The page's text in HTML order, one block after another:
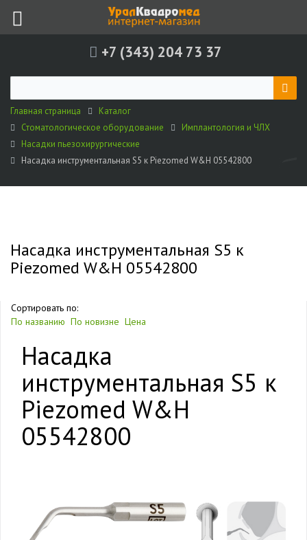
+7 (343) 204 73 37
Главная страница
Каталог
Стоматологическое оборудование
Имплантология и ЧЛХ
Насадки пьезохирургические
Насадка инструментальная S5 к Piezomed W&H 05542800
Насадка инструментальная S5 к
Piezomed W&H 05542800
Сортировать по:
По названию По новизне Цена
Насадка
инструментальная S5 к
Piezomed W&H
05542800